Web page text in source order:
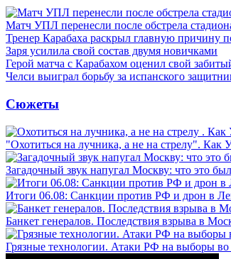
Матч УПЛ перенесли после обстрела
Тренер Карабаха раскрыл главную причину
Заря усилила свой состав двумя новичками
Герой матча с Карабахом оценил свой
Челси выиграл борьбу за испанского
Сюжеты
"Охотиться на лучника, а не на стрелу". Как
Загадочный звук напугал Москву: что это
Итоги 06.08: Санкции против РФ и дрон в
Банкет генералов. Последствия взрыва в
Грязные технологии. Атаки РФ на выборы